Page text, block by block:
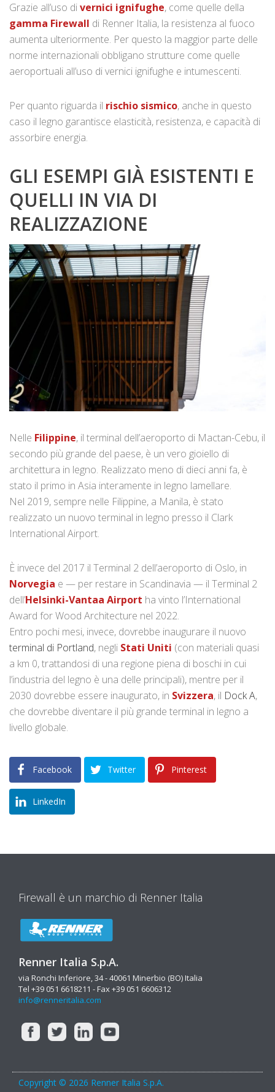
Grazie all’uso divernici ignifughe, come quelle della
gamma Firewall di Renner Italia, la resistenza al fuoco
aumenta ulteriormente. Per questo la maggior parte delle
norme internazionali obbligano strutture come quelle
aeroportuali all’uso di vernici ignifughe e intumescenti.
Per quanto riguarda il rischio sismico, anche in questo
caso il legno garantisce elasticità, resistenza, e capacità di
assorbire energia.
GLI ESEMPI GIÀ ESISTENTI E
QUELLI IN VIA DI
REALIZZAZIONE
Nelle Filippine, il terminal dell’aeroporto di Mactan-Cebu, il
secondo più grande del paese, è un vero gioiello di
architettura in legno. Realizzato meno di dieci anni fa, è
stato il primo in Asia interamente in legno lamellare.
Nel 2019, sempre nelle Filippine, a Manila, è stato
realizzato un nuovo terminal in legno presso il Clark
International Airport.
È invece del 2017 il Terminal 2 dell’aeroporto di Oslo, in
Norvegia e — per restare in Scandinavia — il Terminal 2
dell’Helsinki-Vantaa Airport ha vinto l’International
Award for Wood Architecture nel 2022.
Entro pochi mesi, invece, dovrebbe inaugurare il nuovo
terminal di Portland, negli Stati Uniti (con materiali quasi
a km 0, trattandosi di una regione piena di boschi in cui
l’industria del legno è una delle principali), mentre per il
2030 dovrebbe essere inaugurato, in Svizzera, il Dock A,
che dovrebbe diventare il più grande terminal in legno a
livello globale.
Facebook Twitter Pinterest
LinkedIn
Firewall è un marchio di Renner Italia
Renner Italia S.p.A.
via Ronchi Inferiore, 34 - 40061 Minerbio (BO) Italia
Tel +39 051 6618211 - Fax +39 051 6606312
info@renneritalia.com
Copyright © 2026 Renner Italia S.p.A.